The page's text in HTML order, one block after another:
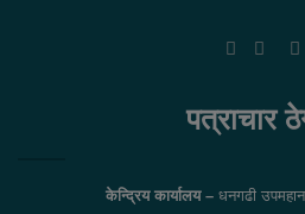
पत्राचार
केन्द्रिय कार्यालय –धनगढी